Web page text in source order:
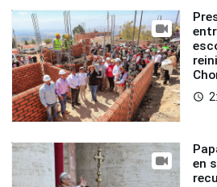
access_time
en